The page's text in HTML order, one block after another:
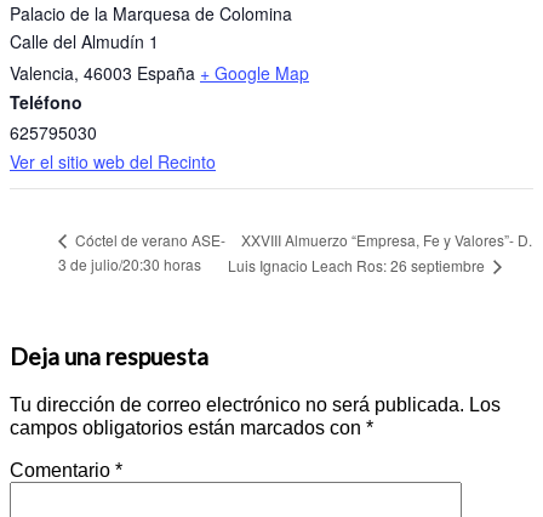
Palacio de la Marquesa de Colomina
Calle del Almudín 1
Valencia, 46003 España + Google Map
Teléfono
625795030
Ver el sitio web del Recinto
Cóctel de verano ASE-
3 de julio/20:30 horas
XXVIII Almuerzo “Empresa, Fe y Valores”- D.
Luis Ignacio Leach Ros: 26 septiembre
Deja una respuesta
Tu dirección de correo electrónico no será publicada. Los
campos obligatorios están marcados con *
Comentario *